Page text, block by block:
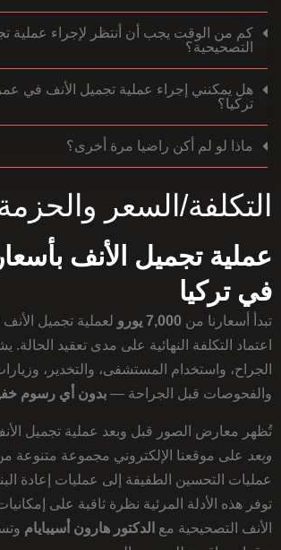
كم من الوقت يجب أن أنتظر لإجراء عملية
التصحيحية؟
تركيا؟
ماذا لو لم أكن راضيا مرة أخرى؟
التكلفة/السعر
عملية تجميل الأنف
في تركيا
تبدأ أسعارنا من 7,000 يورو
لعملية تجميل
اعتماد التكلفة النهائية على مدى تعقيد
الجراح، واستخدام المستشفى، والتخدير،
والفحوصات قبل الجراحة — بدون أي رسوم
تُظهر معارض الصور قبل وبعد عملية تجميل
وبعد على موقعنا الإلكتروني مجموعة متنوعة
عمليات التحسين الطفيفة إلى عمليات إعادة
توفر هذه الأدلة المرئية نظرة ثاقبة على
الأنف التصحيحية مع الدكتور هارون أسيبايام